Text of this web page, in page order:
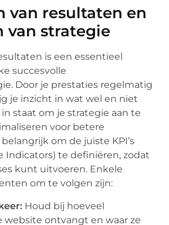
van resultaten en
van strategie
is een essentieel
succesvolle
Door je prestaties regelmatig
je inzicht in wat wel en niet
staat om je strategie aan te
voor betere
om de juiste KPI’s
Indicators) te definiëren, zodat
kunt uitvoeren. Enkele
om te volgen zijn:
Houd bij hoeveel
website ontvangt en waar ze